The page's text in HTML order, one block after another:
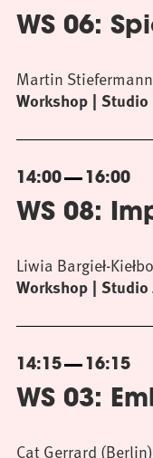
WS 06:
Workshop Studio
Martin
14:00 16:00
WS 08:
Workshop Studio
Liwia Bargieł-
14:15 16:15
WS 03:
Cat Gerrard (Berlin)